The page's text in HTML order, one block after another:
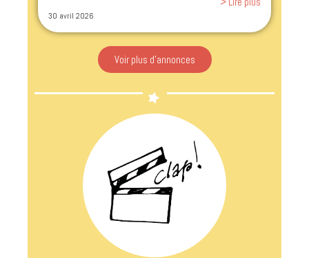
30 avril 2026
Voir plus d'annonces